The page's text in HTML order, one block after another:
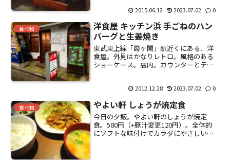
煙。入り口で喫煙サラリーマンが不満そ
だろうけど、煙たいことに...
2015.06.12 2023.07.02 0
食べ物
洋食屋 キッチン浜 手ごねのハン
バーグと生姜焼き
東武東上線「霞ヶ関」駅近くにある、洋
食屋。外見はかなりレトロ。風格のある
ショーケース。店内。カウンターとテー
じ。入ったときは誰もいなかったけど、
2012.12.28 2023.07.02 0
食べ物 やよい軒 しょうが焼定食
今日の夕飯。やよい軒のしょうが焼定
食。580円（+豚汁変更120円）。全体的
にソフトな味付けでカラダにやさしい。